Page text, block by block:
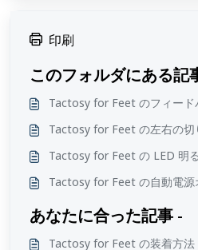
印刷
このフォルダにある記
Tactosy for Feet のフィード
Tactosy for Feet の左右の切
Tactosy for Feet の LED 明
Tactosy for Feet の自動電源
あなたに合った記事 -
Tactosy for Feet の装着方法